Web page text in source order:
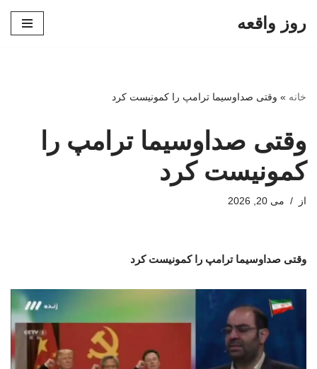
روز واقعه
خانه » وقتی صداوسیما ترامپ را کمونیست کرد
وقتی صداوسیما ترامپ را
کمونیست کرد
از می 20, 2026
وقتی صداوسیما ترامپ را کمونیست کرد